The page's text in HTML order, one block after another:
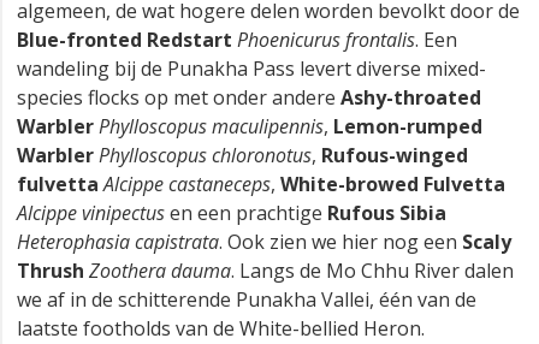
algemeen, de wat hogere delen worden bevolkt door de
Blue-fronted Redstart Phoenicurus frontalis. Een
wandeling bij de Punakha Pass levert diverse mixed-
species flocks op met onder andere Ashy-throated
WarblerPhylloscopus maculipennis, Lemon-rumped
WarblerPhylloscopus chloronotus, Rufous-winged
fulvetta Alcippe castaneceps, White-browed Fulvetta
Alcippe vinipectusen een prachtige Rufous Sibia
Heterophasia capistrata. Ook zien we hier nog een Scaly
Thrush Zoothera dauma. Langs de Mo Chhu River dalen
we af in de schitterende Punakha Vallei, één van de
laatste footholds van de White-bellied Heron.